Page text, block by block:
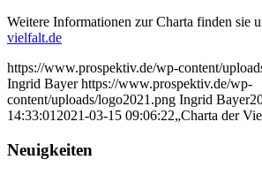
Weitere Informationen zur Charta finden sie
vielfalt.de
https://www.prospektiv.de/wp-content/
Ingrid Bayer https://www.prospektiv.de/wp-
content/uploads/logo2021.png Ingrid Bayer
14:33:01 2021-03-15 09:06:22„Charta der
Neuigkeiten